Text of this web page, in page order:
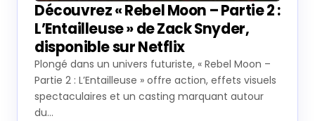
Découvrez « Rebel Moon – Partie 2 :
L’Entailleuse » de Zack Snyder,
disponible sur Netflix
Plongé dans un univers futuriste, « Rebel Moon –
Partie 2 : L’Entailleuse » offre action, effets visuels
spectaculaires et un casting marquant autour
du…